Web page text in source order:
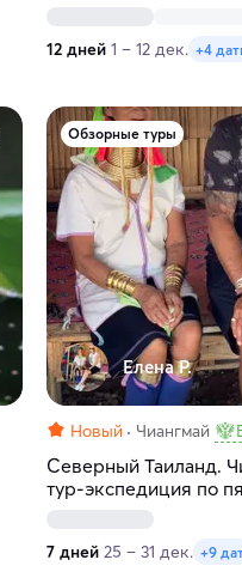
12 дней 1 – 12 дек. +4
Обзорные туры
Елена Р.
Новый Чиангмай
Северный Таиланд.
тур-экспедиция по
7 дней 25 – 31 дек. +9